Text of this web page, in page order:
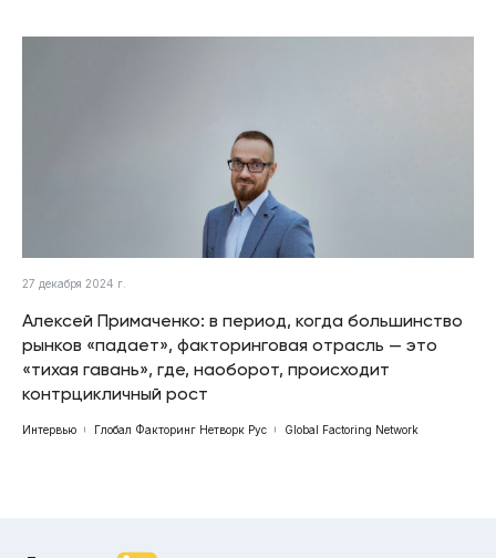
27 декабря 2024 г.
Алексей Примаченко: в период, когда большинство
рынков «падает», факторинговая отрасль — это
«тихая гавань», где, наоборот, происходит
контрцикличный рост
Интервью Глобал Факторинг Нетворк Рус Global Factoring Network